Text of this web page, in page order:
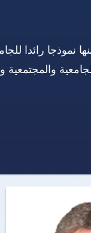
نموذجا رائدا